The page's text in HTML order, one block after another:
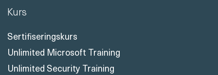
Kurs
Sertifiseringskurs
Unlimited Microsoft Training
Unlimited Security Training